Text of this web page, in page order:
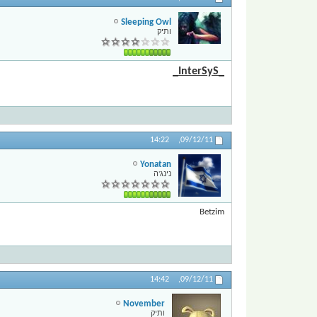
Sleeping Owl
ותיק
09/12/11,
14:22
Yonatan
נינג'ה
Betzim
09/12/11,
14:42
November
ותיק